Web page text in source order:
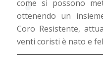
come si possono
ottenendo un
Coro Resistente,
venti coristi è nato e